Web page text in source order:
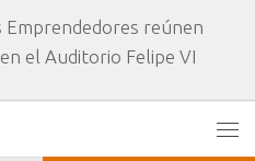
Emprendedores reúnen
el Auditorio Felipe VI